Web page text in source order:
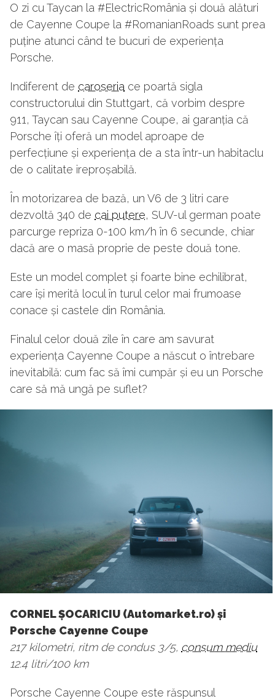
O zi cu Taycan la #ElectricRomânia și două alături
de Cayenne Coupe la #RomanianRoads sunt prea
puține atunci când te bucuri de experiența
Porsche.
Indiferent de caroseria ce poartă sigla
constructorului din Stuttgart, că vorbim despre
911, Taycan sau Cayenne Coupe, ai garanția că
Porsche îți oferă un model aproape de
perfecțiune și experiența de a sta într-un habitaclu
de o calitate ireproșabilă.
În motorizarea de bază, un V6 de 3 litri care
dezvoltă 340 de cai putere, SUV-ul german poate
parcurge repriza 0-100 km/h în 6 secunde, chiar
dacă are o masă proprie de peste două tone.
Este un model complet și foarte bine echilibrat,
care își merită locul în turul celor mai frumoase
conace și castele din România.
Finalul celor două zile în care am savurat
experiența Cayenne Coupe a născut o întrebare
inevitabilă: cum fac să îmi cumpăr și eu un Porsche
care să mă ungă pe suflet?
CORNEL ȘOCARICIU (Automarket.ro) și
Porsche Cayenne Coupe
217 kilometri, ritm de condus 3/5, consum mediu
12.4 litri/100 km
Porsche Cayenne Coupe este răspunsul